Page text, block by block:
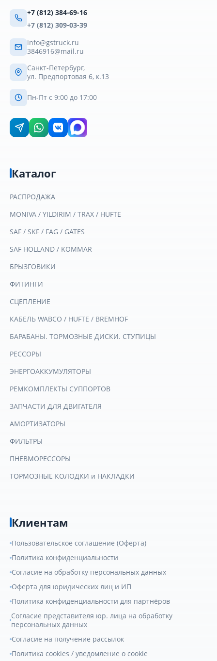
+7 (812) 384-69-16
+7 (812) 309-03-39
info@gstruck.ru
3846916@mail.ru
Санкт-Петербург,
ул. Предпортовая 6, к.13
Пн-Пт с 9:00 до 17:00
Каталог
РАСПРОДАЖА
MONIVA / YILDIRIM / TRAX / HUFTE
SAF / SKF / FAG / GATES
SAF HOLLAND / KOMMAR
БРЫЗГОВИКИ
ФИТИНГИ
СЦЕПЛЕНИЕ
КАБЕЛЬ WABCO / HUFTE / BREMHOF
БАРАБАНЫ. ТОРМОЗНЫЕ ДИСКИ. СТУПИЦЫ
РЕССОРЫ
ЭНЕРГОАККУМУЛЯТОРЫ
РЕМКОМПЛЕКТЫ СУППОРТОВ
ЗАПЧАСТИ ДЛЯ ДВИГАТЕЛЯ
АМОРТИЗАТОРЫ
ФИЛЬТРЫ
ПНЕВМОРЕССОРЫ
ТОРМОЗНЫЕ КОЛОДКИ и НАКЛАДКИ
Клиентам
Пользовательское соглашение (Оферта)
Политика конфиденциальности
Согласие на обработку персональных данных
Оферта для юридических лиц и ИП
Политика конфиденциальности для партнёров
Согласие представителя юр. лица на обработку
персональных данных
Согласие на получение рассылок
Политика cookies / уведомление о cookie